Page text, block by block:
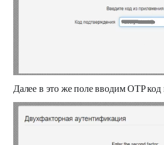
Далее в это же поле вводим OTP